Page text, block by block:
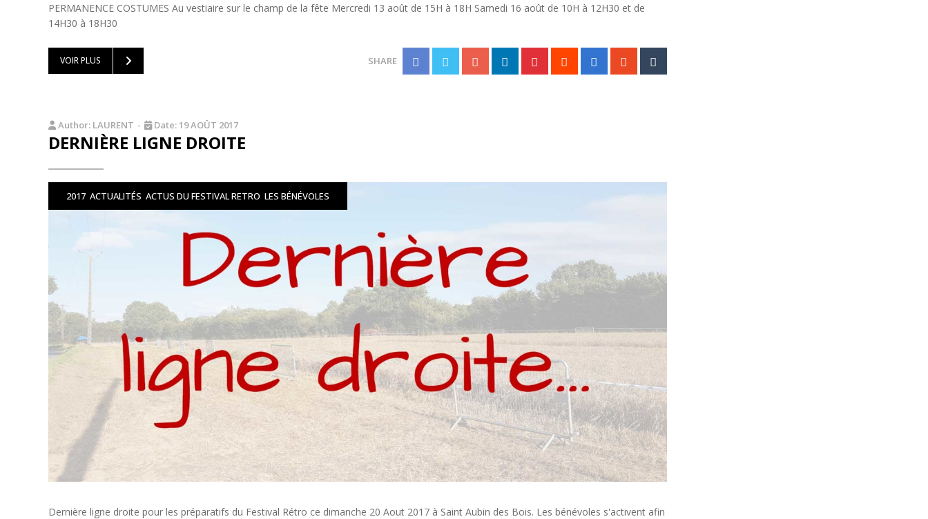
PERMANENCE COSTUMES Au vestiaire sur le champ de la fête Mercredi 13 août de 15H à 18H Samedi 16 août de 10H à 12H30 et de
14H30 à 18H30
VOIR PLUS SHARE
Author: LAURENT - Date: 19 AOÛT 2017
DERNIÈRE LIGNE DROITE
2017 ACTUALITÉS ACTUS DU FESTIVAL RETRO LES BÉNÉVOLES
Dernière ligne droite pour les préparatifs du Festival Rétro ce dimanche 20 Aout 2017 à Saint Aubin des Bois. Les bénévoles s'activent afin